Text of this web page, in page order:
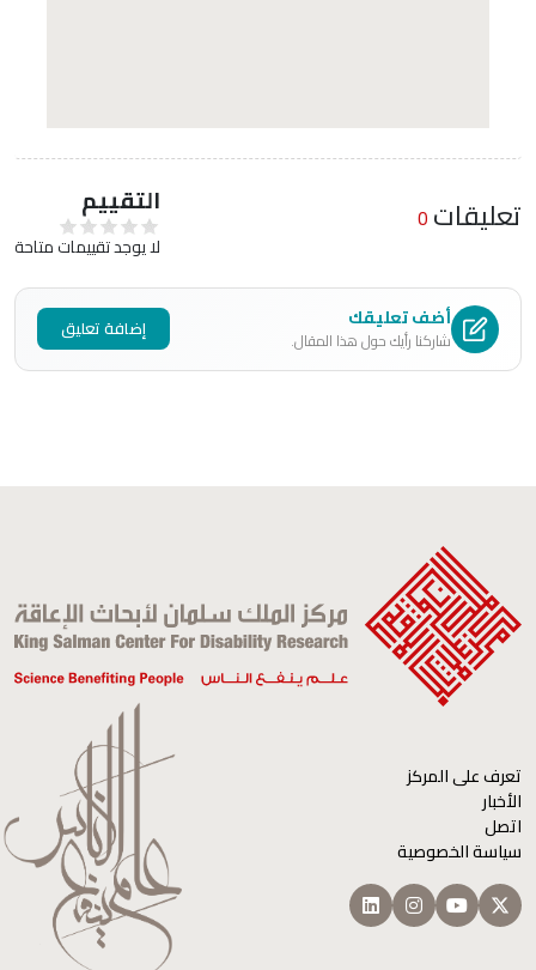
تعليقات 0 التقييم
لا يوجد تقييمات متاحة
أضف تعليقك
شاركنا رأيك حول هذا المقال. إضافة تعليق
التعليق
هذا السؤال لإختبار ما إذا كنت زائرًا فعلياً، بهدف منع
عمليات الإرسال العشوائي الآلية.
تعرف على المركز
الأخبار
اتصل
سياسة الخصوصية